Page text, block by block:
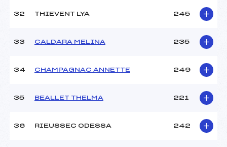
32 THIEVENT LYA 245
33 CALDARA MELINA 235
34 CHAMPAGNAC ANNETTE 249
35 BEALLET THELMA 221
36 RIEUSSEC ODESSA 242